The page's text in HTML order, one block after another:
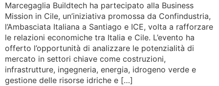
Marcegaglia Buildtech ha partecipato alla Business
Mission in Cile, un’iniziativa promossa da Confindustria,
l’Ambasciata Italiana a Santiago e ICE, volta a rafforzare
le relazioni economiche tra Italia e Cile. L’evento ha
offerto l’opportunità di analizzare le potenzialità di
mercato in settori chiave come costruzioni,
infrastrutture, ingegneria, energia, idrogeno verde e
gestione delle risorse idriche e […]